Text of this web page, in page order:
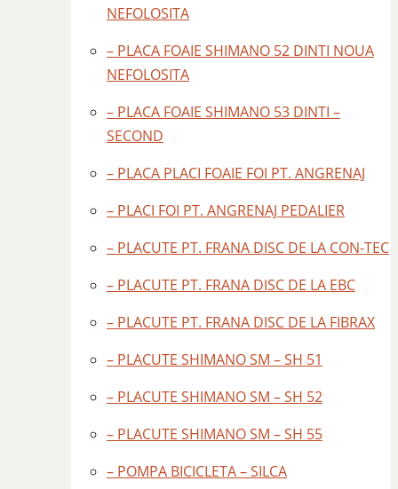
NEFOLOSITA
– PLACA FOAIE SHIMANO 52 DINTI NOUA
NEFOLOSITA
– PLACA FOAIE SHIMANO 53 DINTI –
SECOND
– PLACA PLACI FOAIE FOI PT. ANGRENAJ
– PLACI FOI PT. ANGRENAJ PEDALIER
– PLACUTE PT. FRANA DISC DE LA CON-TEC
– PLACUTE PT. FRANA DISC DE LA EBC
– PLACUTE PT. FRANA DISC DE LA FIBRAX
– PLACUTE SHIMANO SM – SH 51
– PLACUTE SHIMANO SM – SH 52
– PLACUTE SHIMANO SM – SH 55
– POMPA BICICLETA – SILCA